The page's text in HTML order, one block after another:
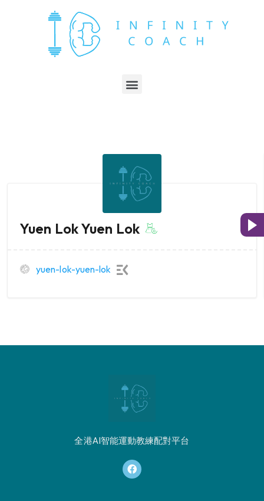
Yuen Lok Yuen Lok
yuen-lok-yuen-lok
全港AI智能運動教練配對平台